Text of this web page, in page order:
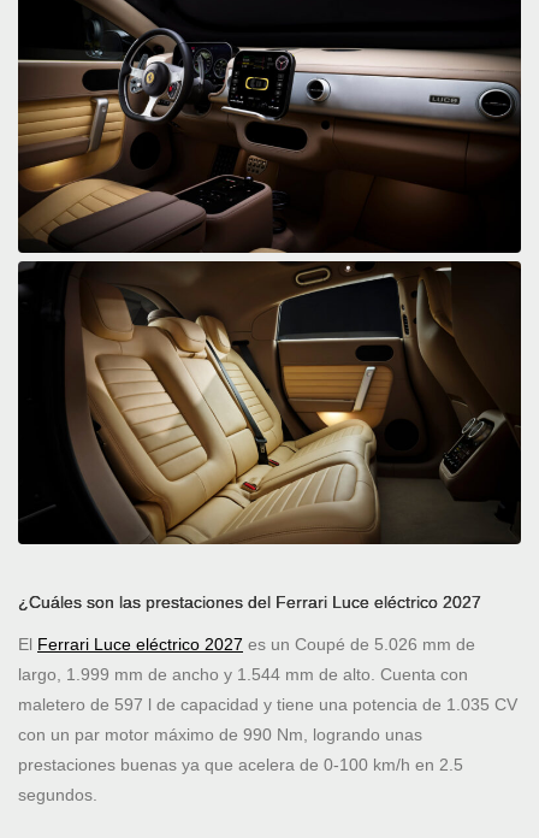
¿Cuáles son las prestaciones del Ferrari Luce eléctrico 2027
El Ferrari Luce eléctrico 2027 es un Coupé de 5.026 mm de
largo, 1.999 mm de ancho y 1.544 mm de alto. Cuenta con
maletero de 597 l de capacidad y tiene una potencia de 1.035 CV
con un par motor máximo de 990 Nm, logrando unas
prestaciones buenas ya que acelera de 0-100 km/h en 2.5
segundos.